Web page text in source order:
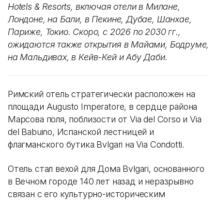
Hotels & Resorts, включая отели в Милане,
Лондоне, на Бали, в Пекине, Дубае, Шанхае,
Париже, Токио. Скоро, с 2026 по 2030 гг.,
ожидаются также открытия в Майами, Бодруме,
на Мальдивах, в Кейв-Кей и Абу Даби.
Римский отель стратегически расположен на
площади Augusto Imperatore, в сердце района
Марсова поля, поблизости от Via del Corso и Via
del Babuino, Испанской лестницей и
флагманского бутика Bvlgari на Via Condotti.
Отель стал вехой для Дома Bvlgari, основанного
в Вечном городе 140 лет назад и неразрывно
связан с его культурно-историческим